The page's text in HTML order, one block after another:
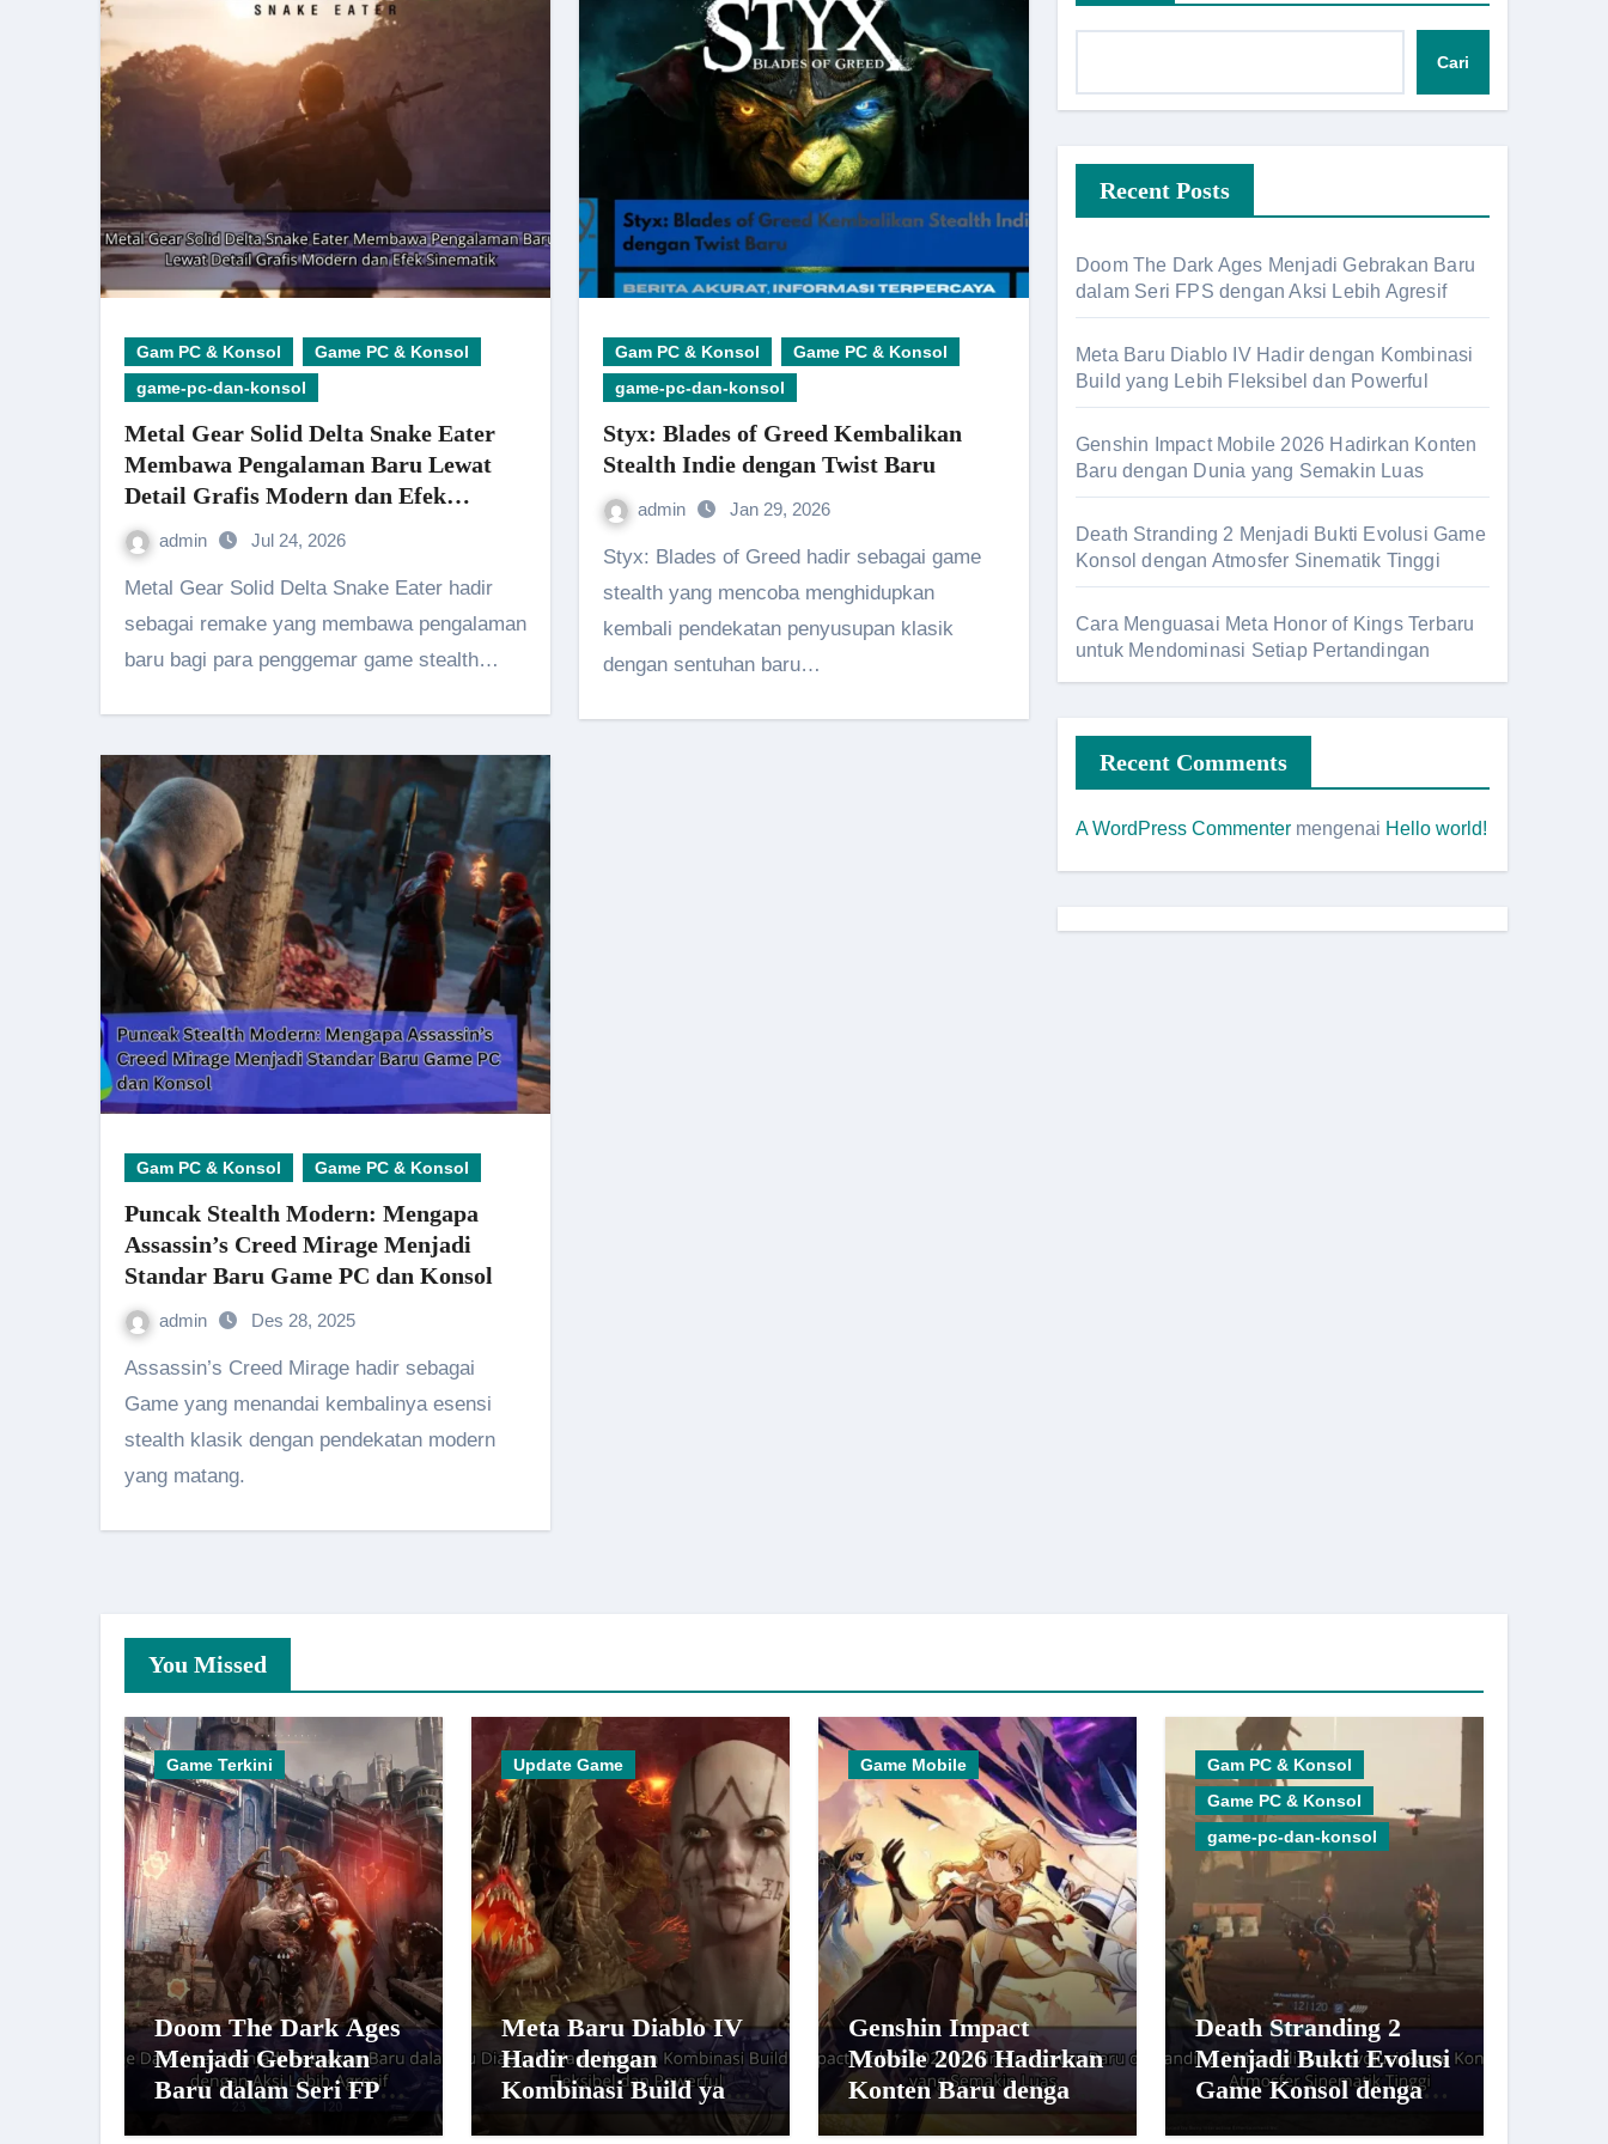
Gam PC & Konsol
Game PC & Konsol
game-pc-dan-konsol
Metal Gear Solid Delta Snake Eater
Membawa Pengalaman Baru Lewat
Detail Grafis Modern dan Efek
Sinematik
admin Jul 24, 2026
Metal Gear Solid Delta Snake Eater hadir
sebagai remake yang membawa pengalaman
baru bagi para penggemar game stealth…
Gam PC & Konsol
Game PC & Konsol
game-pc-dan-konsol
Styx: Blades of Greed Kembalikan
Stealth Indie dengan Twist Baru
admin Jan 29, 2026
Styx: Blades of Greed hadir sebagai game
stealth yang mencoba menghidupkan
kembali pendekatan penyusupan klasik
dengan sentuhan baru…
Gam PC & Konsol Game PC & Konsol
Puncak Stealth Modern: Mengapa
Assassin’s Creed Mirage Menjadi
Standar Baru Game PC dan Konsol
admin Des 28, 2025
Assassin’s Creed Mirage hadir sebagai
Game yang menandai kembalinya esensi
stealth klasik dengan pendekatan modern
yang matang.
Cari
Recent Posts
Doom The Dark Ages Menjadi Gebrakan Baru
dalam Seri FPS dengan Aksi Lebih Agresif
Meta Baru Diablo IV Hadir dengan Kombinasi
Build yang Lebih Fleksibel dan Powerful
Genshin Impact Mobile 2026 Hadirkan Konten
Baru dengan Dunia yang Semakin Luas
Death Stranding 2 Menjadi Bukti Evolusi Game
Konsol dengan Atmosfer Sinematik Tinggi
Cara Menguasai Meta Honor of Kings Terbaru
untuk Mendominasi Setiap Pertandingan
Recent Comments
A WordPress Commenter mengenai Hello world!
You Missed
Game Terkini
Doom The Dark Ages
Menjadi Gebrakan
Baru dalam Seri FPS
dengan Aksi Lebih
Update Game
Meta Baru Diablo IV
Hadir dengan
Kombinasi Build yang
Lebih Fleksibel dan
Game Mobile
Genshin Impact
Mobile 2026 Hadirkan
Konten Baru dengan
Dunia yang Semakin
Gam PC & Konsol
Game PC & Konsol
game-pc-dan-konsol
Death Stranding 2
Menjadi Bukti Evolusi
Game Konsol dengan